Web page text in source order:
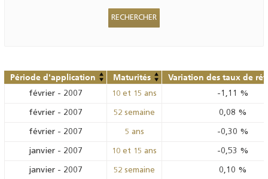
Période d'application Maturités Variation des taux de
février - 2007 10 et 15 ans -1,11 %
février - 2007 52 semaine 0,08 %
février - 2007 5 ans -0,30 %
janvier - 2007 10 et 15 ans -0,53 %
janvier - 2007 52 semaine 0,10 %